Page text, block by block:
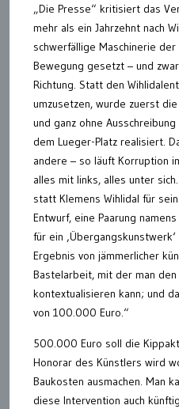
„Die Presse“ kritisiert das
mehr als ein Jahrzehnt nach
schwerfällige Maschinerie
Bewegung gesetzt – und
Richtung. Statt den
umzusetzen, wurde zuerst
und ganz ohne
dem Lueger-Platz realisiert.
andere – so läuft Korruption
alles mit links, alles unter
statt Klemens Wihlidal für
Entwurf, eine Paarung
für ein
Ergebnis von jämmerlicher
Bastelarbeit, mit der man
kontextualisieren kann; und
von 100.000 Euro.“
500.000 Euro soll die
Honorar des Künstlers wird
Baukosten ausmachen. Man
diese Intervention auch